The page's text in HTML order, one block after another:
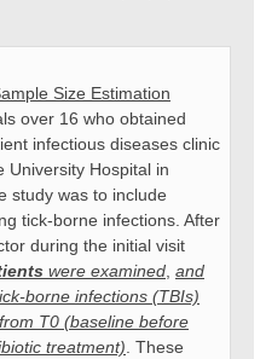
Size Estimation
over 16 who obtained
infectious diseases clinic
University Hospital in
study was to include
tick-borne infections. After
during the initial visit
were examined and
borne infections (TBIs)
T0 (baseline before
treatment) . These